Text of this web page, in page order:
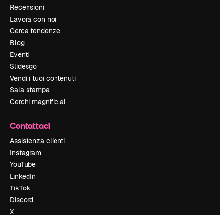
Recensioni
Lavora con noi
Cerca tendenze
Blog
Eventi
Slidesgo
Vendi i tuoi contenuti
Sala stampa
Cerchi magnific.ai
Contattaci
Assistenza clienti
Instagram
YouTube
LinkedIn
TikTok
Discord
X